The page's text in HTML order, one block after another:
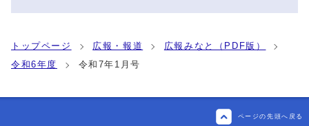
トップページ 広報・報道
広報みなと（PDF版）
令和6年度
令和7年1月号
ページの先頭へ戻る